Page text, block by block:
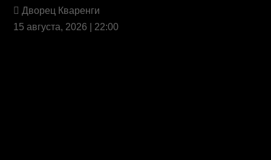
Дворец Кваренги
15 августа, 2026 | 22:00